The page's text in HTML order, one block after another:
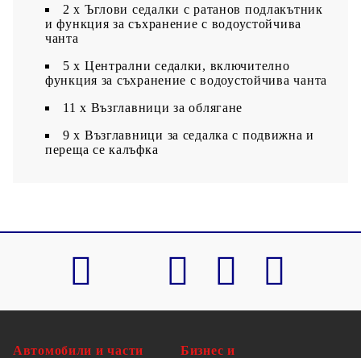
2 x Ъглови седалки с ратанов подлакътник
и функция за съхранение с водоустойчива
чанта
5 x Централни седалки, включително
функция за съхранение с водоустойчива чанта
11 x Възглавници за облягане
9 x Възглавници за седалка с подвижна и
переща се калъфка
Автомобили и части
Бизнес и